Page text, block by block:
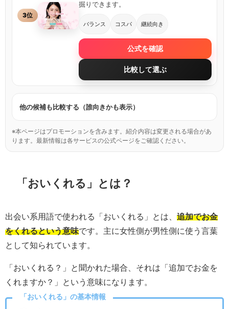
3位
掘りできます。
バランス コスパ 継続向き
公式を確認
比較して選ぶ
他の候補も比較する（誰向きかも表示）
※本ページはプロモーションを含みます。紹介内容は変更される場合があ
ります。最新情報は各サービスの公式ページをご確認ください。
「おいくれる」とは？
出会い系用語で使われる「おいくれる」とは、 追加でお金
をくれるという意味です。主に女性側が男性側に使う言葉
として知られています。
「おいくれる？」と聞かれた場合、それは「追加でお金を
くれますか？」という意味になります。
「おいくれる」の基本情報